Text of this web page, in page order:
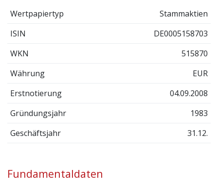
Wertpapiertyp
Stammaktien
ISIN
DE0005158703
WKN
515870
Währung
EUR
Erstnotierung
04.09.2008
Gründungsjahr
1983
Geschäftsjahr
31.12.
Fundamentaldaten